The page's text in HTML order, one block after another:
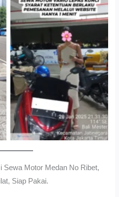
Cityplaza Jatinegara
Gedung Parkir P6ASewa
Motor Medan Sunggal No
Ribet, Proses Kilat, Siap
Pakai.
Sewa Motor Medan No Ribet,
Siap Pakai.